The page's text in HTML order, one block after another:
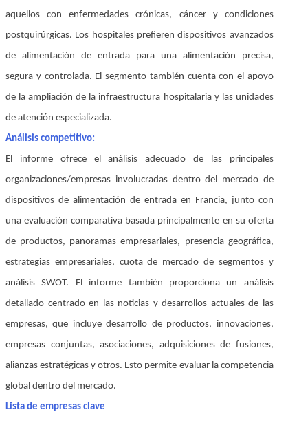
aquellos con enfermedades crónicas, cáncer y condiciones
postquirúrgicas. Los hospitales prefieren dispositivos avanzados
de alimentación de entrada para una alimentación precisa,
segura y controlada. El segmento también cuenta con el apoyo
de la ampliación de la infraestructura hospitalaria y las unidades
de atención especializada.
Análisis competitivo:
El informe ofrece el análisis adecuado de las principales
organizaciones/empresas involucradas dentro del mercado de
dispositivos de alimentación de entrada en Francia, junto con
una evaluación comparativa basada principalmente en su oferta
de productos, panoramas empresariales, presencia geográfica,
estrategias empresariales, cuota de mercado de segmentos y
análisis SWOT. El informe también proporciona un análisis
detallado centrado en las noticias y desarrollos actuales de las
empresas, que incluye desarrollo de productos, innovaciones,
empresas conjuntas, asociaciones, adquisiciones de fusiones,
alianzas estratégicas y otros. Esto permite evaluar la competencia
global dentro del mercado.
Lista de empresas clave